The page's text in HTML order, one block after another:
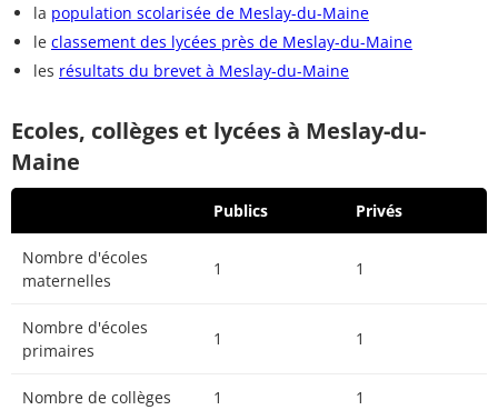
la population scolarisée de Meslay-du-Maine
le classement des lycées près de Meslay-du-Maine
les résultats du brevet à Meslay-du-Maine
Ecoles, collèges et lycées à Meslay-du-
Maine
Publics Privés
Nombre d'écoles
maternelles
1 1
Nombre d'écoles
primaires
1 1
Nombre de collèges 1 1